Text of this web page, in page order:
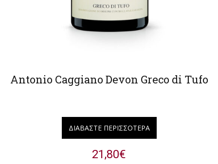
Antonio Caggiano Devon Greco di Tufo
ΔΙΑΒΆΣΤΕ ΠΕΡΙΣΣΌΤΕΡΑ
21,80€